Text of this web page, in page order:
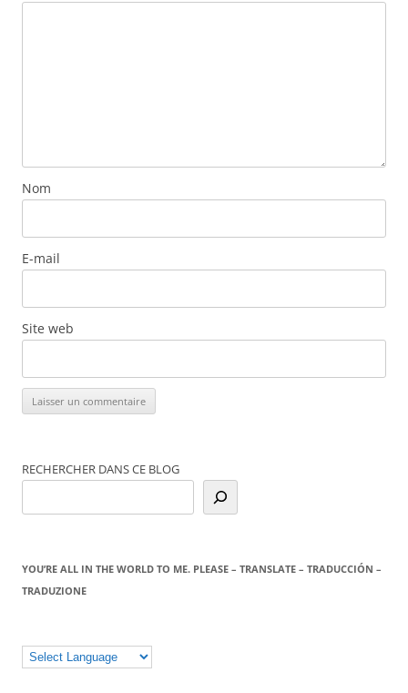
Nom
E-mail
Site web
RECHERCHER DANS CE BLOG
YOU’RE ALL IN THE WORLD TO ME. PLEASE – TRANSLATE – TRADUCCIÓN –
TRADUZIONE